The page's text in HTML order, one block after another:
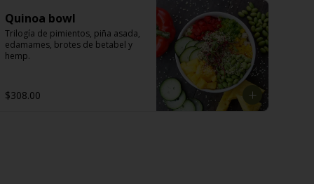
Quinoa bowl
Trilogía de pimientos, piña asada,
edamames, brotes de betabel y
hemp.
$308.00